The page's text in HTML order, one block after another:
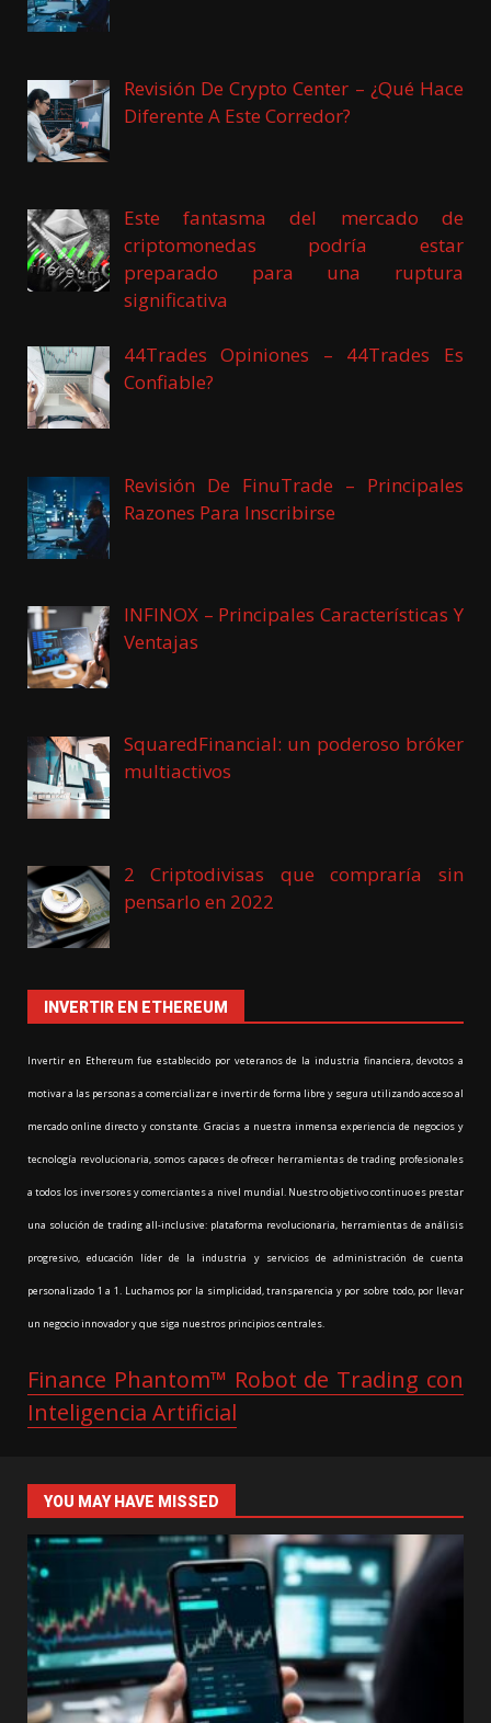
Revisión De Crypto Center – ¿Qué Hace
Diferente A Este Corredor?
Este fantasma del mercado de
criptomonedas podría estar
preparado para una ruptura
significativa
44Trades Opiniones – 44Trades Es
Confiable?
Revisión De FinuTrade – Principales
Razones Para Inscribirse
INFINOX – Principales Características Y
Ventajas
SquaredFinancial: un poderoso bróker
multiactivos
2 Criptodivisas que compraría sin
pensarlo en 2022
INVERTIR EN ETHEREUM
Invertir en Ethereum fue establecido por veteranos de la industria financiera, devotos a
motivar a las personas a comercializar e invertir de forma libre y segura utilizando acceso al
mercado online directo y constante. Gracias a nuestra inmensa experiencia de negocios y
tecnología revolucionaria, somos capaces de ofrecer herramientas de trading profesionales
a todos los inversores y comerciantes a nivel mundial. Nuestro objetivo continuo es prestar
una solución de trading all-inclusive: plataforma revolucionaria, herramientas de análisis
progresivo, educación líder de la industria y servicios de administración de cuenta
personalizado 1 a 1. Luchamos por la simplicidad, transparencia y por sobre todo, por llevar
un negocio innovador y que siga nuestros principios centrales.
Finance Phantom™ Robot de Trading con
Inteligencia Artificial
YOU MAY HAVE MISSED